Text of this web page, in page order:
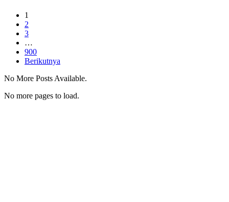
1
2
3
…
900
Berikutnya
No More Posts Available.
No more pages to load.